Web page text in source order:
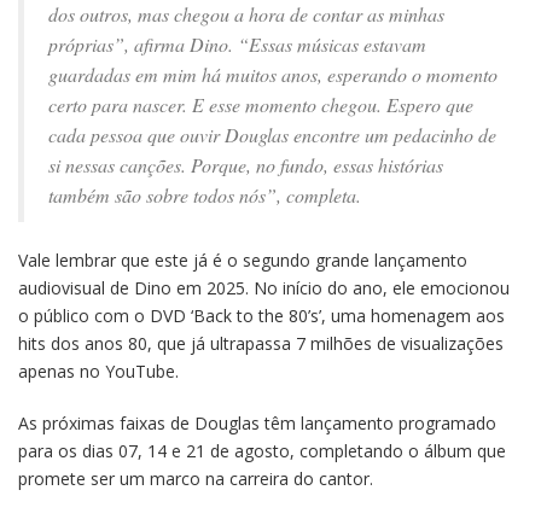
dos outros, mas chegou a hora de contar as minhas
próprias”, afirma Dino. “Essas músicas estavam
guardadas em mim há muitos anos, esperando o momento
certo para nascer. E esse momento chegou. Espero que
cada pessoa que ouvir Douglas encontre um pedacinho de
si nessas canções. Porque, no fundo, essas histórias
também são sobre todos nós”, completa.
Vale lembrar que este já é o segundo grande lançamento
audiovisual de Dino em 2025. No início do ano, ele emocionou
o público com o DVD ‘Back to the 80’s’, uma homenagem aos
hits dos anos 80, que já ultrapassa 7 milhões de visualizações
apenas no YouTube.
As próximas faixas de Douglas têm lançamento programado
para os dias 07, 14 e 21 de agosto, completando o álbum que
promete ser um marco na carreira do cantor.